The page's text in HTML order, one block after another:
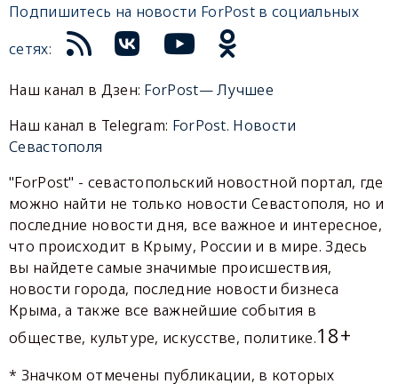
Подпишитесь на новости ForPost в социальных
сетях:
Наш канал в Дзен: ForPost— Лучшее
Наш канал в Telegram: ForPost. Новости
Севастополя
"ForPost" - севастопольский новостной портал, где
можно найти не только новости Севастополя, но и
последние новости дня, все важное и интересное,
что происходит в Крыму, России и в мире. Здесь
вы найдете самые значимые происшествия,
новости города, последние новости бизнеса
Крыма, а также все важнейшие события в
обществе, культуре, искусстве, политике.18+
* Значком отмечены публикации, в которых